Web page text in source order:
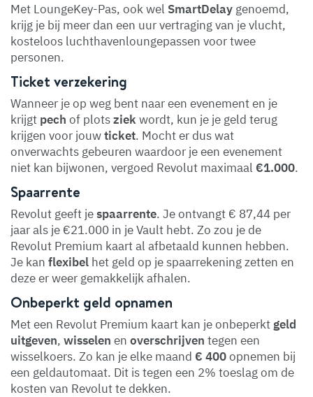
Met LoungeKey-Pas, ook wel SmartDelay genoemd,
krijg je bij meer dan een uur vertraging van je vlucht,
kosteloos luchthavenloungepassen voor twee
personen.
Ticket verzekering
Wanneer je op weg bent naar een evenement en je
krijgt pech of plotsziekwordt, kun je je geld terug
krijgen voor jouwticket. Mocht er dus wat
onverwachts gebeuren waardoor je een evenement
niet kan bijwonen, vergoed Revolut maximaal €1.000.
Spaarrente
Revolut geeft jespaarrente. Je ontvangt € 87,44 per
jaar als je €21.000 in je Vault hebt. Zo zou je de
Revolut Premium kaart al afbetaald kunnen hebben.
Je kan flexibel het geld op je spaarrekening zetten en
deze er weer gemakkelijk afhalen.
Onbeperkt geld opnamen
Met een Revolut Premium kaart kan je onbeperkt geld
uitgeven, wisselen en overschrijven tegen een
wisselkoers. Zo kan je elke maand € 400opnemen bij
een geldautomaat. Dit is tegen een 2% toeslag om de
kosten van Revolut te dekken.